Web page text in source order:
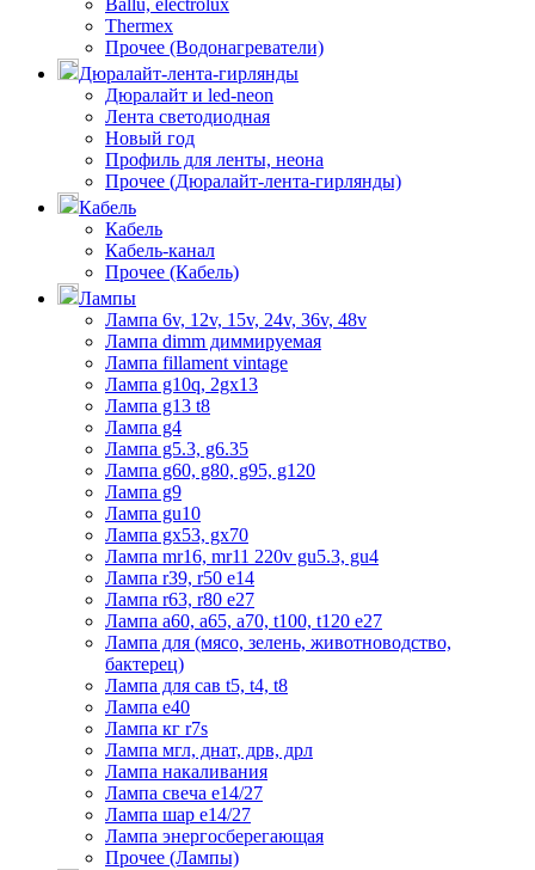
Ballu, electrolux
Thermex
Прочее (Водонагреватели)
Дюралайт-лента-гирлянды
Дюралайт и led-neon
Лента светодиодная
Новый год
Профиль для ленты, неона
Прочее (Дюралайт-лента-гирлянды)
Кабель
Кабель
Кабель-канал
Прочее (Кабель)
Лампы
Лампа 6v, 12v, 15v, 24v, 36v, 48v
Лампа dimm диммируемая
Лампа fillament vintage
Лампа g10q, 2gx13
Лампа g13 t8
Лампа g4
Лампа g5.3, g6.35
Лампа g60, g80, g95, g120
Лампа g9
Лампа gu10
Лампа gx53, gx70
Лампа mr16, mr11 220v gu5.3, gu4
Лампа r39, r50 е14
Лампа r63, r80 е27
Лампа а60, а65, а70, t100, t120 е27
Лампа для (мясо, зелень, животноводство,
бактерец)
Лампа для сав t5, t4, t8
Лампа е40
Лампа кг r7s
Лампа мгл, днат, дрв, дрл
Лампа накаливания
Лампа свеча е14/27
Лампа шар е14/27
Лампа энергосберегающая
Прочее (Лампы)